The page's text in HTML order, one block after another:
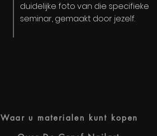
duidelijke foto van die specifieke
seminar, gemaakt door jezelf.
Waar u materialen kunt kopen